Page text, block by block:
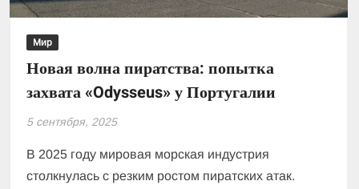
Мир
Новая волна пиратства: попытка
захвата «Odysseus» у Португалии
5 сентября, 2025
В 2025 году мировая морская индустрия
столкнулась с резким ростом пиратских атак.